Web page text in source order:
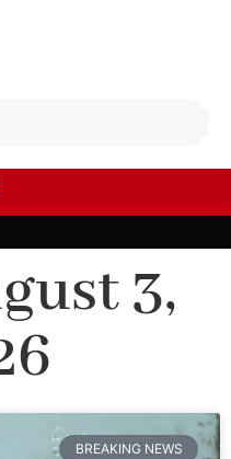
3,
BREAKING NEWS